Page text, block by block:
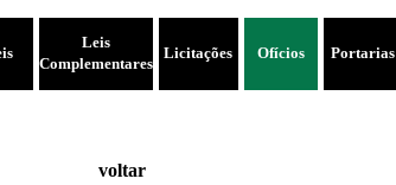
Leis
Complementares
Licitações Ofícios Portarias
voltar